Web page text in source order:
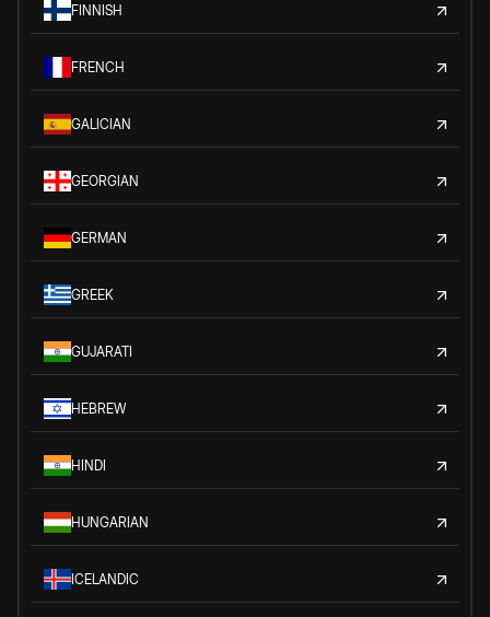
FINNISH
FRENCH
GALICIAN
GEORGIAN
GERMAN
GREEK
GUJARATI
HEBREW
HINDI
HUNGARIAN
ICELANDIC